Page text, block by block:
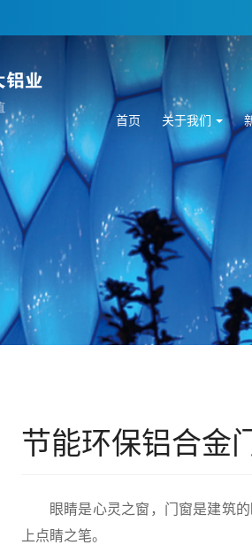
首页 关于我们
节能环保铝合金
眼睛是心灵之窗，门窗是建筑的
上点睛之笔。